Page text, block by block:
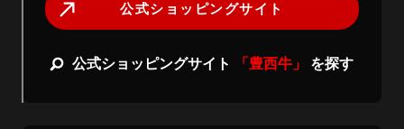
公式ショッピングサイト
公式ショッピングサイト 「豊西牛」 を探す